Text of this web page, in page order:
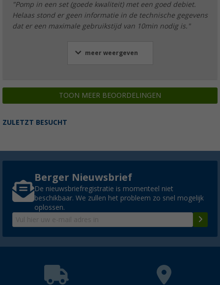
"Pomp in een set (goede kwaliteit) met een goed debiet.
Helaas stond er geen informatie in de technische gegevens
dat er een maximale gebruikstijd van 10min nodig is."
meer weergeven
TOON MEER BEOORDELINGEN
ZULETZT BESUCHT
Berger Nieuwsbrief
De nieuwsbriefregistratie is momenteel niet
beschikbaar. We zullen het probleem zo snel mogelijk
oplossen.